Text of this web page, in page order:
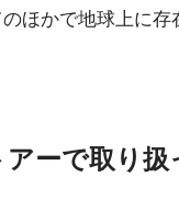
ほかで地球上に
ーで取り